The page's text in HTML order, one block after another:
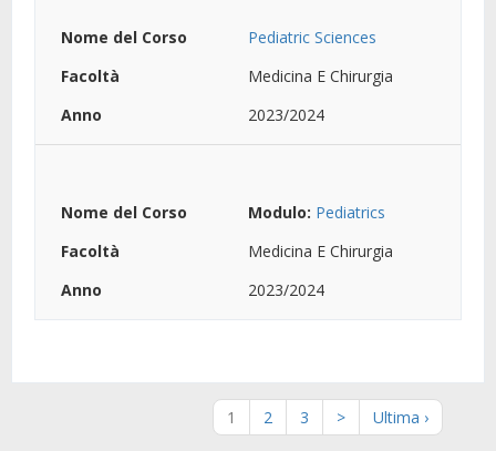
Pediatric Sciences
Medicina E Chirurgia
2023/2024
Modulo: Pediatrics
Medicina E Chirurgia
2023/2024
1 2 3 > Ultima ›